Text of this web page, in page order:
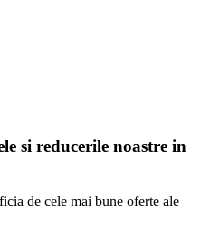
si reducerile noastre in
de cele mai bune oferte ale